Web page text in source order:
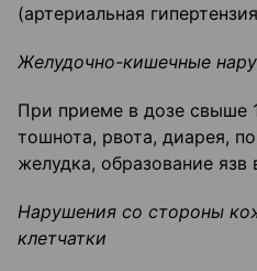
(артериальная
Желудочно-кишечные
При приеме в дозе свыше
тошнота, рвота, диарея,
желудка, образование язв
Нарушения со стороны
клетчатки